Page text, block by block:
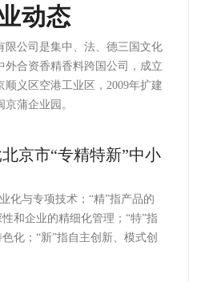
动态
限公司是集中、法、德三国文化
外合资香精香料跨国公司，成立
顺义区空港工业区，2009年扩建
蒲企业园。
京市“专精特新”中小
化与专项技术；“精”指产品的
和企业的精细化管理；“特”指
化；“新”指自主创新、模式创